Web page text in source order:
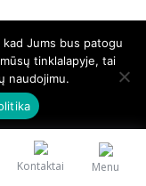
Kontaktai Menu
Jums bus patogu
tinklalapyje, tai
naudojimu.